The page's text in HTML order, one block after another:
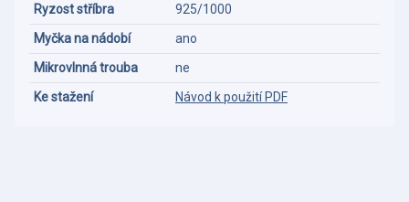
Ryzost stříbra
925/1000
Myčka na nádobí
ano
Mikrovlnná trouba
ne
Ke stažení
Návod k použití PDF